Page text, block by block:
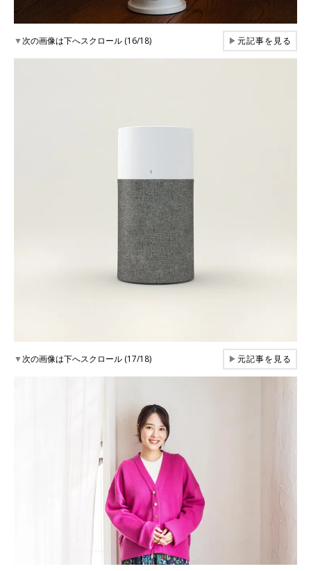
▼次の画像は下へスクロール (16/18) ▶元記事を見る
▼次の画像は下へスクロール (17/18) ▶元記事を見る